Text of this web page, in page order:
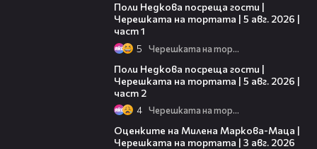
Поли Недкова посреща гости |
Черешката на тортата | 5 авг. 2026 |
част 1
5 Черешката на тортата
Поли Недкова посреща гости |
Черешката на тортата | 5 авг. 2026 |
част 2
4 Черешката на тортата
Оценките на Милена Маркова-Маца |
Черешката на тортата | 3 авг. 2026